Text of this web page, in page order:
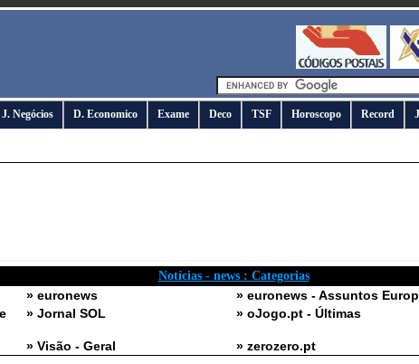
J. Negócios D. Economico Exame Deco TSF Horoscopo Record
Notícias - news : Categorias
» euronews » euronews - Assuntos
» Jornal SOL » oJogo.pt - Últimas
» Visão - Geral » zerozero.pt